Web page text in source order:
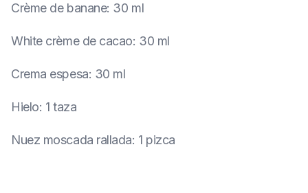
Crème de banane: 30 ml
White crème de cacao: 30 ml
Crema espesa: 30 ml
Hielo: 1 taza
Nuez moscada rallada: 1 pizca